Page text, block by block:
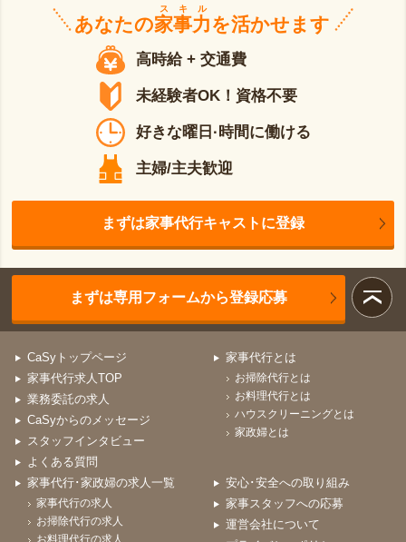
あなたの家事力
スキル
を活かせます
高時給 + 交通費
未経験者OK！資格不要
好きな曜日·時間に働ける
主婦/主夫歓迎
まずは家事代行キャストに登録
まずは専用フォームから登録応募
CaSyトップページ
家事代行求人TOP
業務委託の求人
CaSyからのメッセージ
スタッフインタビュー
よくある質問
家事代行とは
お掃除代行とは
お料理代行とは
ハウスクリーニングとは
家政婦とは
家事代行･家政婦の求人一覧
家事代行の求人
お掃除代行の求人
お料理代行の求人
安心･安全への取り組み
家事スタッフへの応募
運営会社について